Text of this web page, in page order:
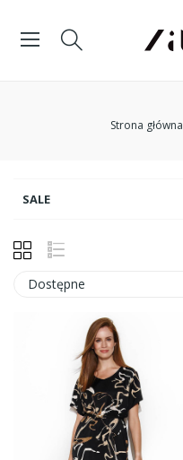
Strona główna
SALE
Dostępne